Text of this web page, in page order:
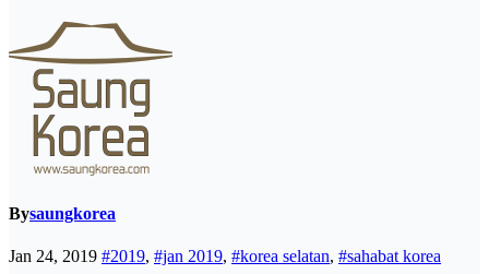
Bysaungkorea
Jan 24, 2019 #2019, #jan 2019, #korea selatan, #sahabat korea